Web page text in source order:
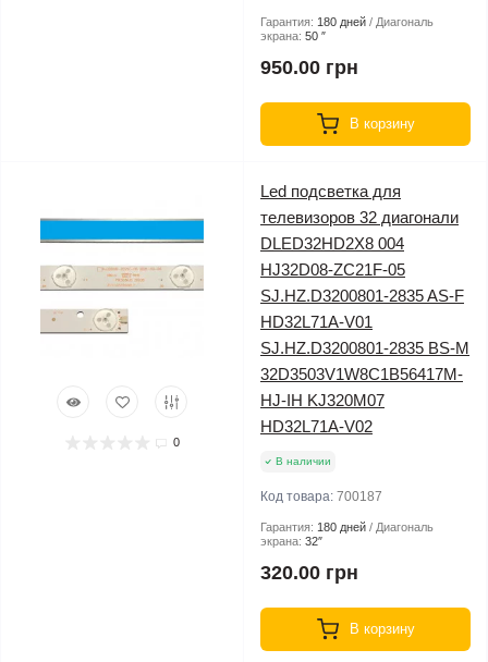
Гарантия: 180 дней
Диагональ
экрана: 50 ″
950.00 грн
В корзину
0
Led подсветка для
телевизоров 32 диагонали
DLED32HD2X8 004
HJ32D08-ZC21F-05
SJ.HZ.D3200801-2835 AS-F
HD32L71A-V01
SJ.HZ.D3200801-2835 ВS-M
32D3503V1W8C1B56417M-
HJ-IH KJ320M07
HD32L71A-V02
В наличии
Код товара: 700187
Гарантия: 180 дней
Диагональ
экрана: 32″
320.00 грн
В корзину